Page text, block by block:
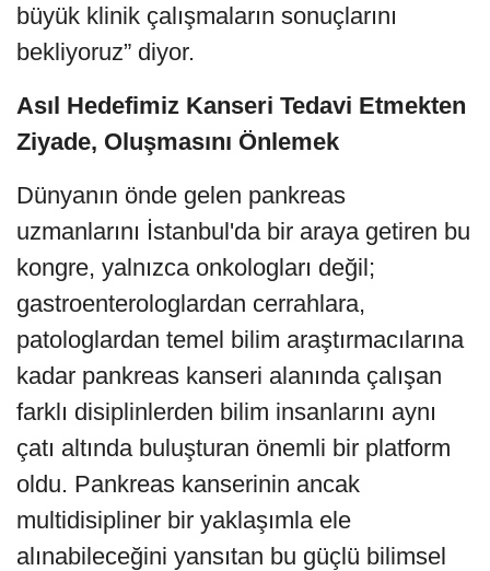
büyük klinik çalışmaların sonuçlarını
bekliyoruz” diyor.
Asıl Hedefimiz Kanseri Tedavi Etmekten
Ziyade, Oluşmasını Önlemek
Dünyanın önde gelen pankreas
uzmanlarını İstanbul'da bir araya getiren bu
kongre, yalnızca onkologları değil;
gastroenterologlardan cerrahlara,
patologlardan temel bilim araştırmacılarına
kadar pankreas kanseri alanında çalışan
farklı disiplinlerden bilim insanlarını aynı
çatı altında buluşturan önemli bir platform
oldu. Pankreas kanserinin ancak
multidisipliner bir yaklaşımla ele
alınabileceğini yansıtan bu güçlü bilimsel